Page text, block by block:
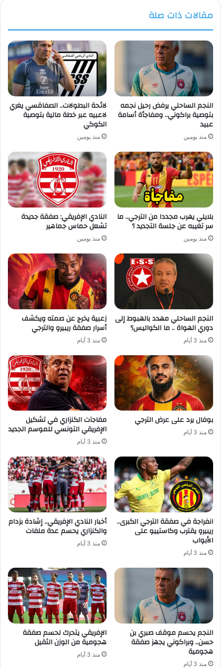
مقالات ذات صلة
النجم الساحلي يرفض رحيل نجمه
بتوصية براكوني.. ومفاجأة أسامة
عبيد
منذ يومين
لائحة البطولات.. الصفاقسي يغري
لاعبيه عبر خطة مالية بتوصية
الكوكي
منذ يومين
بلايلي يهرب مجددا من الترجي.. ما
سر تغيبه عن جلسة التجديد ؟
منذ يومين
النادي الإفريقي: صفقة جديدة
تشعل حماس جماهير
منذ يومين
النجم الساحلي مهدد بالهبوط إلى
دوري الهواة .. ما الكواليس؟
منذ 3 أيام
زعبية يخرج عن صمته ويكشف
أسرار صفقة ريبيرو والترجي
منذ 3 أيام
بوفال يرد على عرض الترجي
منذ 3 أيام
مفاجآت الكنزاري في تشكيل
الإفريقي التونسي للموسم الجديد
منذ 3 أيام
انفراجة في صفقة الترجي الكبرى..
ريبيرو يقترب وكاستييو على
الأبواب
منذ 3 أيام
أخبار النادي الإفريقي.. إشادة بزدام
والكنزاري يحسم عدة ملفات
منذ 3 أيام
النجم يحسم موقف صبري بن
حسن.. وبراكوني يجهز صفقة
هجومية
منذ 3 أيام
الإفريقي يتحرك لحسم صفقة
هجومية من الوزن الثقيل
منذ 3 أيام